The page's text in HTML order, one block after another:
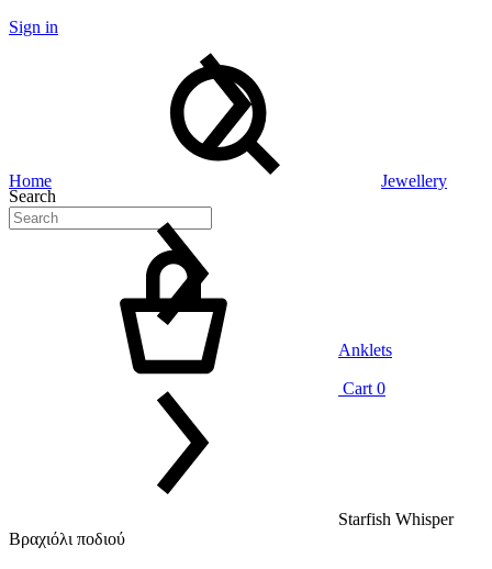
Sign in
Search
Cart 0
Home Jewellery
Anklets
Starfish Whisper
Βραχιόλι ποδιού